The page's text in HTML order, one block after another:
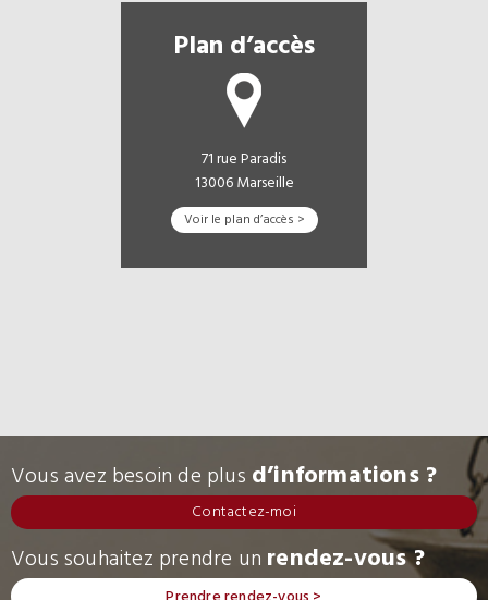
Plan d’accès
71 rue Paradis
13006 Marseille
Voir le plan d’accès >
Vous avez besoin de plus d’informations ?
Contactez-moi
Vous souhaitez prendre un rendez-vous ?